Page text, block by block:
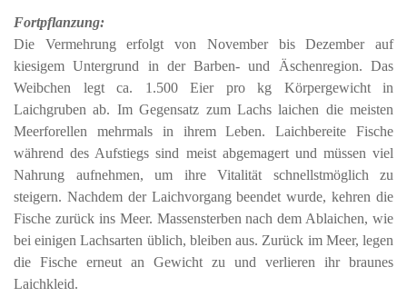
Fortpflanzung:
Die Vermehrung erfolgt von November bis Dezember auf
kiesigem Untergrund in der Barben- und Äschenregion. Das
Weibchen legt ca. 1.500 Eier pro kg Körpergewicht in
Laichgruben ab. Im Gegensatz zum Lachs laichen die meisten
Meerforellen mehrmals in ihrem Leben. Laichbereite Fische
während des Aufstiegs sind meist abgemagert und müssen viel
Nahrung aufnehmen, um ihre Vitalität schnellstmöglich zu
steigern. Nachdem der Laichvorgang beendet wurde, kehren die
Fische zurück ins Meer. Massensterben nach dem Ablaichen, wie
bei einigen Lachsarten üblich, bleiben aus. Zurück im Meer, legen
die Fische erneut an Gewicht zu und verlieren ihr braunes
Laichkleid.